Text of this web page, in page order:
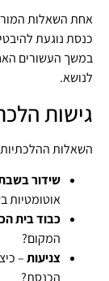
אחת השאלות
כנסת נוגעת
במשך העשורים
לנושא.
גישות
השאלות
שידור
אוטומטיות
כבוד בית
המקום?
צניעות–
הכנסת?